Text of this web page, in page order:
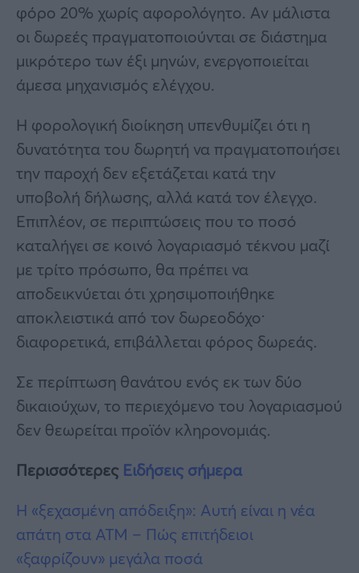
φόρο 20% χωρίς αφορολόγητο. Αν μάλιστα
οι δωρεές πραγματοποιούνται σε διάστημα
μικρότερο των έξι μηνών, ενεργοποιείται
άμεσα μηχανισμός ελέγχου.
Η φορολογική διοίκηση υπενθυμίζει ότι η
δυνατότητα του δωρητή να πραγματοποιήσει
την παροχή δεν εξετάζεται κατά την
υποβολή δήλωσης, αλλά κατά τον έλεγχο.
Επιπλέον, σε περιπτώσεις που το ποσό
καταλήγει σε κοινό λογαριασμό τέκνου μαζί
με τρίτο πρόσωπο, θα πρέπει να
αποδεικνύεται ότι χρησιμοποιήθηκε
αποκλειστικά από τον δωρεοδόχο·
διαφορετικά, επιβάλλεται φόρος δωρεάς.
Σε περίπτωση θανάτου ενός εκ των δύο
δικαιούχων, το περιεχόμενο του λογαριασμού
δεν θεωρείται προϊόν κληρονομιάς.
Περισσότερες Ειδήσεις σήμερα
Η «ξεχασμένη απόδειξη»: Αυτή είναι η νέα
απάτη στα ΑΤΜ – Πώς επιτήδειοι
«ξαφρίζουν» μεγάλα ποσά